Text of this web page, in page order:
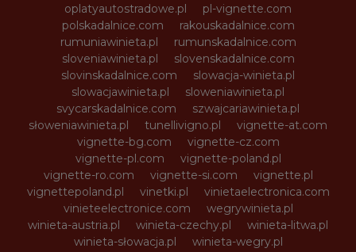
oplatyautostradowe.pl
pl-vignette.com
polskadalnice.com
rakouskadalnice.com
rumuniawinieta.pl
rumunskadalnice.com
sloveniawinieta.pl
slovenskadalnice.com
slovinskadalnice.com
slowacja-winieta.pl
slowacjawinieta.pl
sloweniawinieta.pl
svycarskadalnice.com
szwajcariawinieta.pl
słoweniawinieta.pl
tunellivigno.pl
vignette-at.com
vignette-bg.com
vignette-cz.com
vignette-pl.com
vignette-poland.pl
vignette-ro.com
vignette-si.com
vignette.pl
vignettepoland.pl
vinetki.pl
vinietaelectronica.com
vinieteelectronice.com
wegrywinieta.pl
winieta-austria.pl
winieta-czechy.pl
winieta-litwa.pl
winieta-słowacja.pl
winieta-wegry.pl